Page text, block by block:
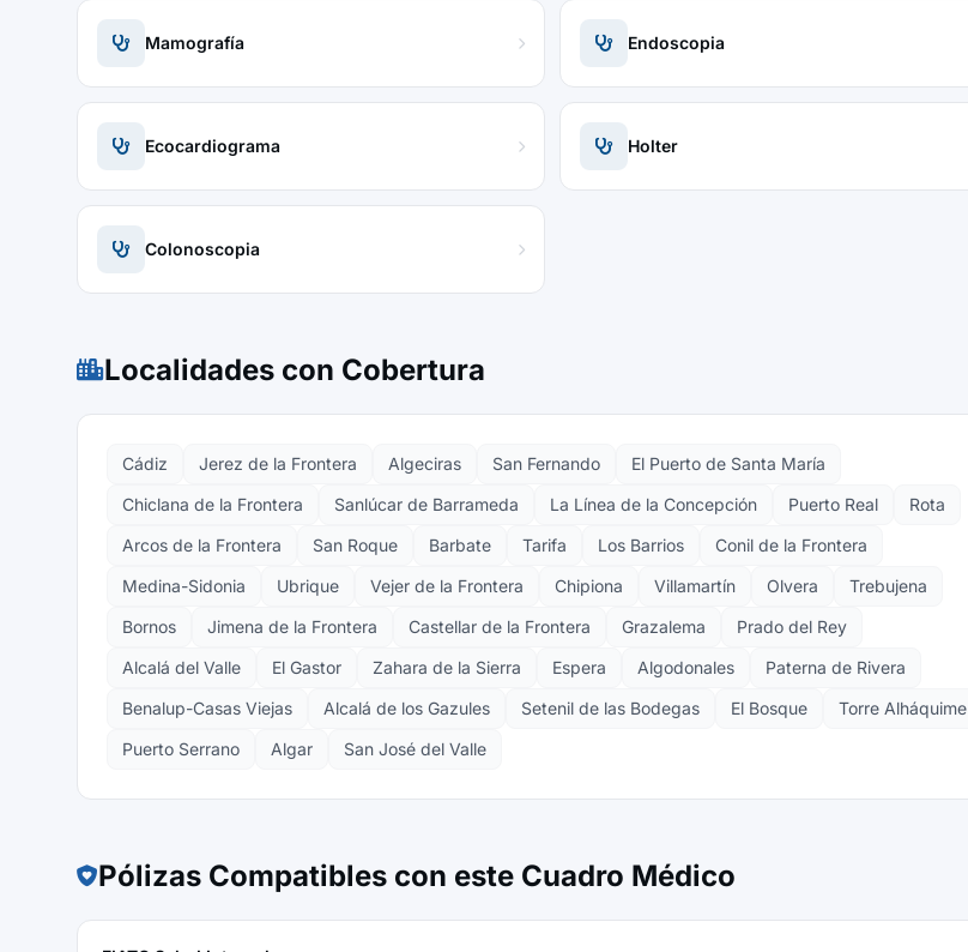
Mamografía Endoscopia
Ecocardiograma Holter
Colonoscopia
Localidades con Cobertura
Cádiz Jerez de la Frontera Algeciras San Fernando
El Puerto de Santa María
Chiclana de la Frontera
Sanlúcar de Barrameda La Línea de la Concepción Puerto Real
Rota
Arcos de la Frontera
San Roque Barbate Tarifa Los Barrios
Conil de la Frontera
Medina-Sidonia
Ubrique Vejer de la Frontera Chipiona Villamartín Olvera
Trebujena
Bornos
Jimena de la Frontera Castellar de la Frontera Grazalema
Prado del Rey
Alcalá del Valle
El Gastor Zahara de la Sierra Espera Algodonales
Paterna de Rivera
Benalup-Casas Viejas
Alcalá de los Gazules Setenil de las Bodegas El Bosque
Torre Alháquime
Puerto Serrano
Algar San José del Valle
Pólizas Compatibles con este Cuadro Médico